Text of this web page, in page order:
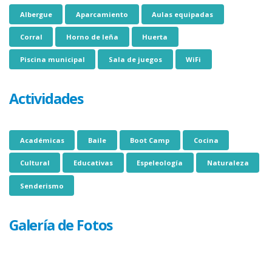
Albergue Aparcamiento Aulas equipadas
Corral Horno de leña Huerta
Piscina municipal Sala de juegos WiFi
Actividades
Académicas Baile Boot Camp Cocina
Cultural Educativas Espeleología Naturaleza
Senderismo
Galería de Fotos